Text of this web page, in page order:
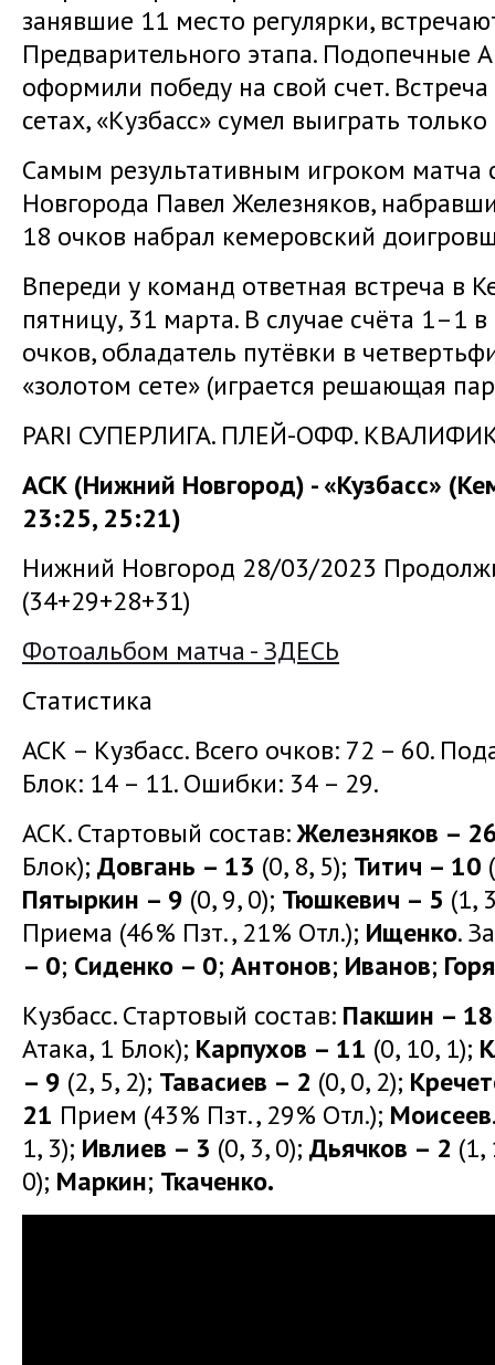
занявшие 11 место регулярки,
Предварительного этапа. Подопечные
оформили победу на свой счет.
сетах, «Кузбасс» сумел выиграть
Самым результативным игроком
Новгорода Павел Железняков,
18 очков набрал кемеровский
Впереди у команд ответная встреча в
пятницу, 31 марта. В случае счёта 1–1
очков, обладатель путёвки в
«золотом сете» (играется решающая
PARI СУПЕРЛИГА. ПЛЕЙ-ОФФ.
АСК (Нижний Новгород) - «Кузбасс»
23:25, 25:21)
Нижний Новгород 28/03/2023
(34+29+28+31)
Фотоальбом матча - ЗДЕСЬ
Статистика
АСК – Кузбасс. Всего очков: 72 – 60.
Блок: 14 – 11. Ошибки: 34 – 29.
АСК. Стартовый состав:Железняков –
Блок); Довгань – 13 (0, 8, 5); Титич – 10
Пятыркин – 9 (0, 9, 0); Тюшкевич – 5 (1,
Приема (46% Пзт., 21% Отл.); Ищенко.
– 0; Сиденко – 0; Антонов; Иванов;
Кузбасс. Стартовый состав: Пакшин – 18
Атака, 1 Блок); Карпухов – 11 (0, 10, 1);
– 9 (2, 5, 2); Тавасиев – 2 (0, 0, 2);
21 Прием (43% Пзт., 29% Отл.); Моисеев
1, 3); Ивлиев – 3 (0, 3, 0); Дьячков – 2 (1,
0); Маркин; Ткаченко.